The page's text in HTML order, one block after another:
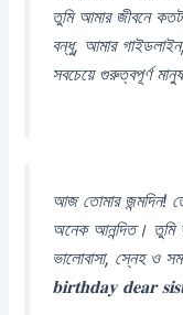
তুমি আমার জীবনে
বন্ধু, আমার
সবচেয়ে গুরুত্বপূর্ণ
আজ তোমার জন্মদিন!
অনেক আনন্দিত।
ভালোবাসা, স্নেহ ও
𝐛𝐢𝐫𝐭𝐡𝐝𝐚𝐲 𝐝𝐞𝐚𝐫